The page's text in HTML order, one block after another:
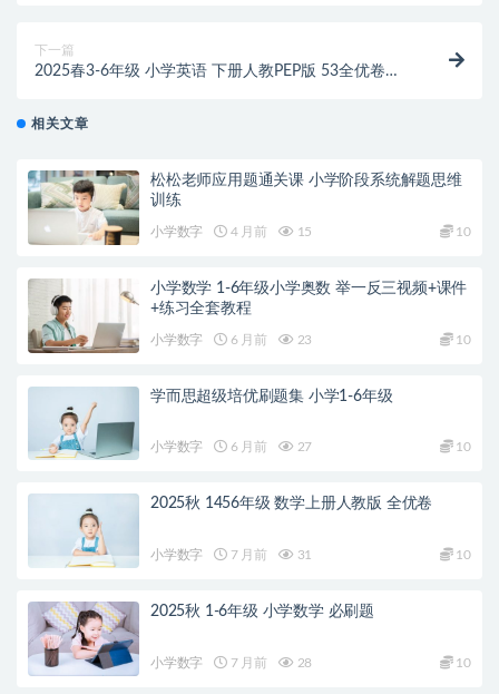
下一篇
2025春3-6年级 小学英语 下册人教PEP版 53全优卷
相关文章
松松老师应用题通关课 小学阶段系统解题思维
训练
小学数字 4 月前 15 10
小学数学 1-6年级小学奥数 举一反三视频+课件
+练习全套教程
小学数字 6 月前 23 10
学而思超级培优刷题集 小学1-6年级
小学数字 6 月前 27 10
2025秋 1456年级 数学上册人教版 全优卷
小学数字 7 月前 31 10
2025秋 1-6年级 小学数学 必刷题
小学数字 7 月前 28 10